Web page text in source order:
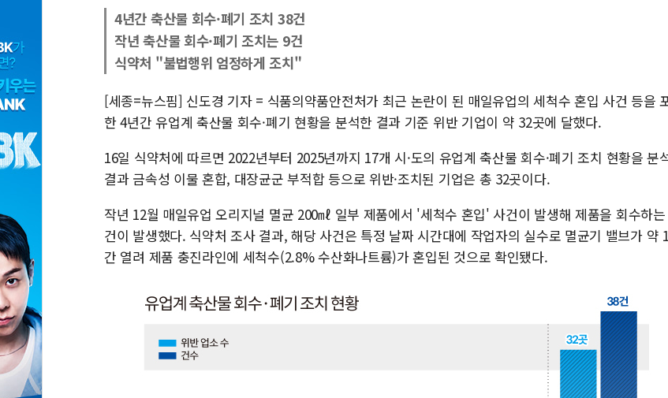
김정관 산업부 장관 "주 52
해군 1함대 창설 80주년…
[3보] 북, 원산서 동해로 단
우크라 드론 전술, 중남미
동해해경, 독도 해상서 부유
주한미군 "오산기지 누출,
구미 폐염산처리업체서 불
4년간 축산물 회수·폐기 조치 38건
작년 축산물 회수·폐기 조치는 9건
식약처 "불법행위 엄정하게 조치"
[세종=뉴스핌] 신도경 기자 = 식품의약품안전처가 최근 논란이 된 매일유업의 세척수 혼입 사건 등을
한 4년간 유업계 축산물 회수·폐기 현황을 분석한 결과 기준 위반 기업이 약 32곳에 달했다.
16일 식약처에 따르면 2022년부터 2025년까지 17개 시·도의 유업계 축산물 회수·폐기 조치 현황을 분
결과 금속성 이물 혼합, 대장균군 부적합 등으로 위반·조치된 기업은 총 32곳이다.
작년 12월 매일유업 오리지널 멸균 200㎖ 일부 제품에서 '세척수 혼입' 사건이 발생해 제품을 회수하
건이 발생했다. 식약처 조사 결과, 해당 사건은 특정 날짜 시간대에 작업자의 실수로 멸균기 밸브가 약
간 열려 제품 충진라인에 세척수(2.8% 수산화나트륨)가 혼입된 것으로 확인됐다.